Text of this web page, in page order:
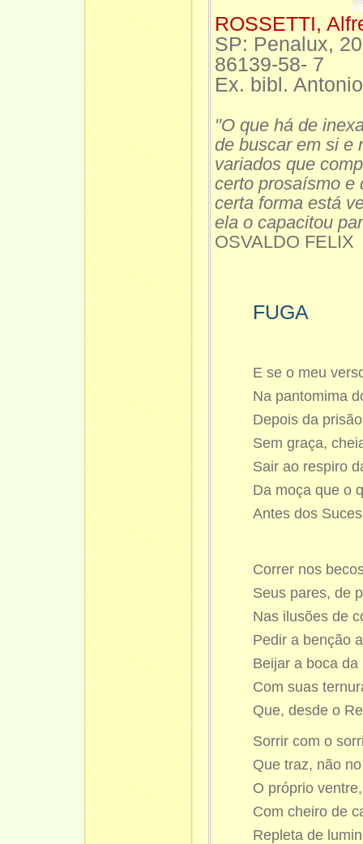
ROSSETTI,
SP: Penalux,
86139-58- 7
Ex. bibl.
"O que há de
de buscar em si e
variados que
certo prosaísmo e
certa forma está
ela o capacitou
OSVALDO FELIX
FUGA
E se o meu
Na pantomima
Depois da
Sem graça,
Sair ao respiro
Da moça que o
Antes dos
Correr nos
Seus pares, de
Nas ilusões de
Pedir a benção
Beijar a boca
Com suas
Que, desde o
Sorrir com o
Que traz, não
O próprio
Com cheiro de
Repleta de